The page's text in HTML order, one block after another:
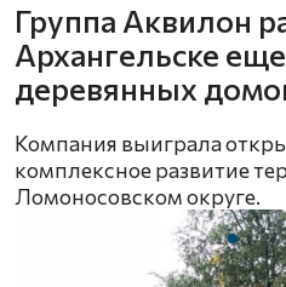
Группа Аквилон
Архангельске
деревянных
Компания выиграла
комплексное развитие
Ломоносовском округе.